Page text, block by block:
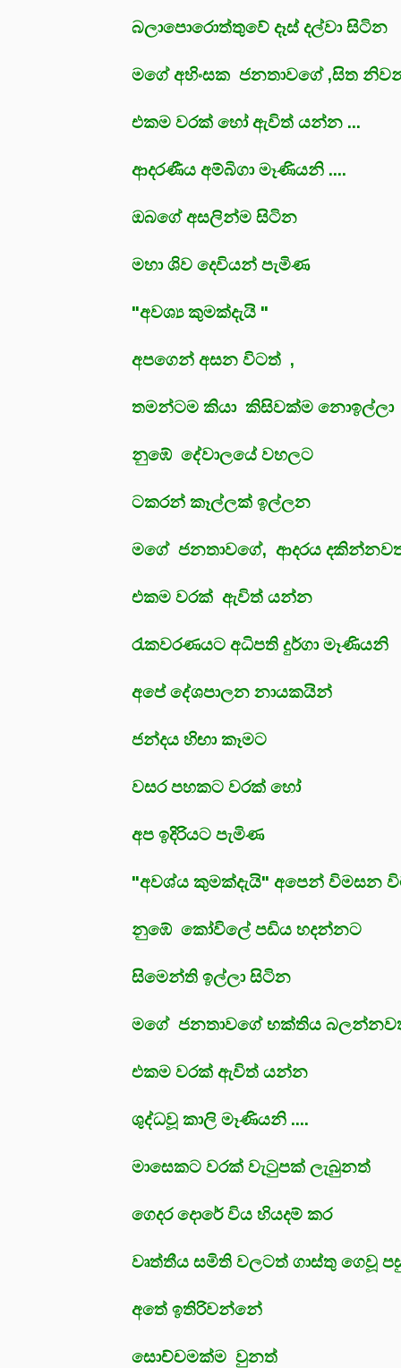
බලාපොරොත්තුවේ දෑස් දල්වා සිටින
මගේ අහිංසක ජනතාවගේ ,සිත
එකම වරක් හෝ ඇවිත් යන්න ...
ආදරණීය අම්බිගා මෑණියනි ....
ඔබගේ අසලින්ම සිටින
මහා ශිව දෙවියන් පැමිණ
"අවශ්‍ය කුමක්දැයි "
අපගෙන් අසන විටත් ,
තමන්ටම කියා කිසිවක්ම නොඉල්ලා
නුඹේ දේවාලයේ වහලට
ටකරන් කෑල්ලක් ඉල්ලන
මගේ ජනතාවගේ, ආදරය
එකම වරක් ඇවිත් යන්න
රැකවරණයට අධිපති දුර්ගා මෑණියනි
අපේ දේශපාලන නායකයින්
ජන්දය හිඟා කෑමට
වසර පහකට වරක් හෝ
අප ඉදිරියට පැමිණ
"අවශ්ය කුමක්දැයි" අපෙන් විමසන
නුඹේ කෝවිලේ පඩිය හදන්නට
සිමෙන්ති ඉල්ලා සිටින
මගේ ජනතාවගේ භක්තිය
එකම වරක් ඇවිත් යන්න
ශුද්ධවූ කාලි මෑණියනි ....
මාසෙකට වරක් වැටුපක් ලැබුනත්
ගෙදර දොරේ විය හියදම් කර
වෘත්තීය සමිති වලටත් ගාස්තු ගෙවූ
අතේ ඉතිරිවන්නේ
සොච්චමක්ම වුනත්